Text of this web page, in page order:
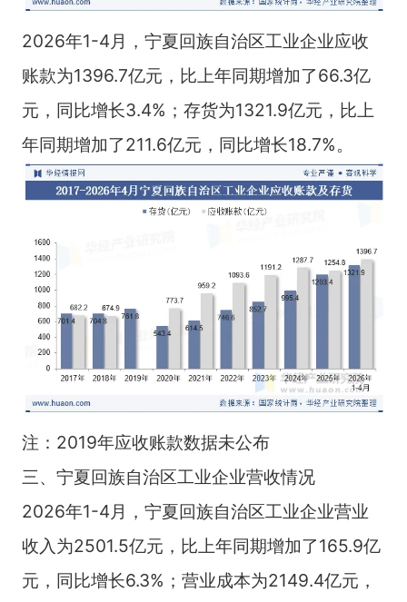
2026年1-4月，宁夏回族自治区工业企业应收
账款为1396.7亿元，比上年同期增加了66.3亿
元，同比增长3.4%；存货为1321.9亿元，比上
年同期增加了211.6亿元，同比增长18.7%。
注：2019年应收账款数据未公布
三、宁夏回族自治区工业企业营收情况
2026年1-4月，宁夏回族自治区工业企业营业
收入为2501.5亿元，比上年同期增加了165.9亿
元，同比增长6.3%；营业成本为2149.4亿元，